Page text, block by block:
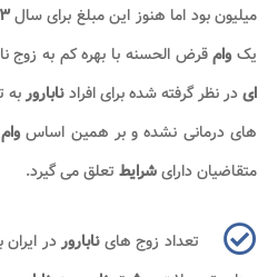
میلیون بود اما هنوز این مبلغ برای سال
یک وامقرض الحسنه با بهره کم به زوج
ایدر نظر گرفته شده برای افرادناباروربه
های درمانی نشده و بر همین اساس
متقاضیان دارایشرایط تعلق می گیرد.
تعداد زوج هاینابارور